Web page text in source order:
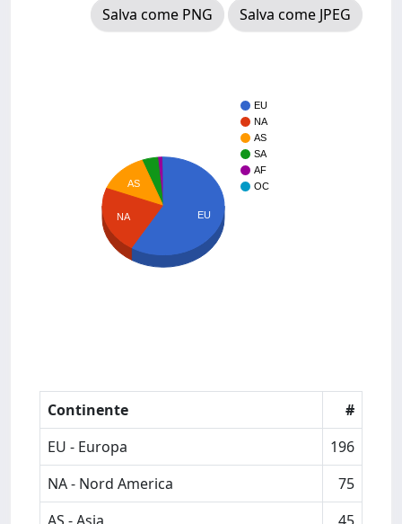
Salva come PNG
Salva come JPEG
EU
NA
AS
SA
AF
OC
AS
NA EU
Continente
#
EU - Europa
196
NA - Nord America
75